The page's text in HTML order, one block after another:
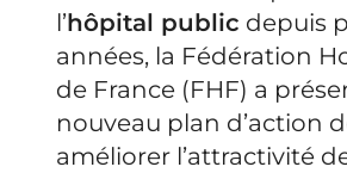
l’hôpital public depuis
années, la Fédération
de France (FHF) a
nouveau plan d’action
améliorer l’attractivité